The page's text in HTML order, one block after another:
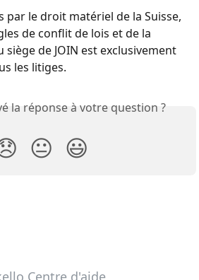
par le droit matériel de la Suisse,
de conflit de lois et de la
siège de JOIN est exclusivement
les litiges.
la réponse à votre question ?
😐 😃